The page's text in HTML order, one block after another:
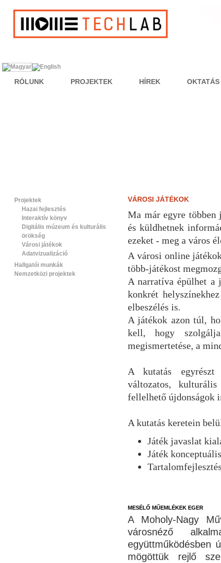
RÓLUNK PROJEKTEK HÍREK OKTATÁS
Projektek
Hazai fejlesztés
Interaktív könyv
Digitális múzeum és kulturális
örökség
Városi játékok
Adatvizualizáció
Hallgatói munkák
Nemzetközi projektek
VÁROSI JÁTÉKOK
Ma már egyre többen
és küldhetnek
ezeket - meg a város
A városi online
több-játékost
A narratíva épülhet a
konkrét
elbeszélés is.
A játékok azon túl,
kell, hogy
megismertetése, a
A kutatás egyrészt
változatos,
fellelhető újdonságok
A kutatás keretein
Játék javaslat
Játék
MESÉLŐ MŰEMLÉKEK EGER
A Moholy-Nagy
városnéző
együttműködésben
mögöttük rejlő